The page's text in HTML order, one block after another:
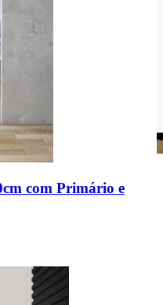
com Primário e